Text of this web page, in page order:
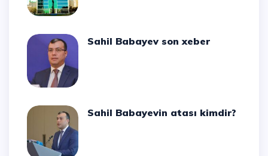
Sahil Babayev son xeber
Sahil Babayevin atası kimdir?